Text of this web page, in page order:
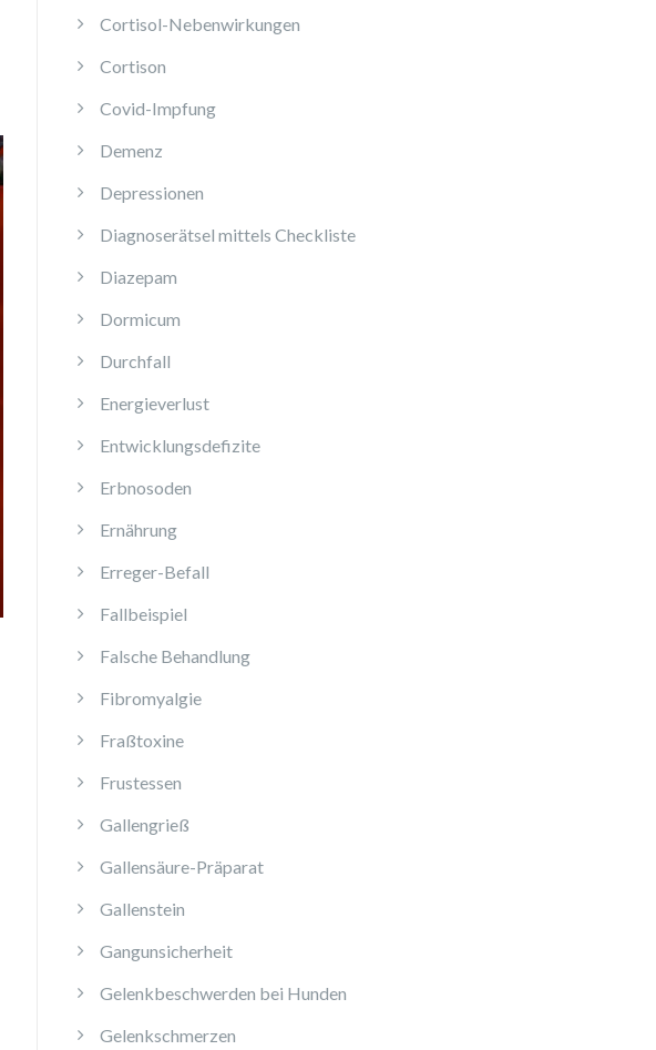
Cortisol-Nebenwirkungen
Cortison
Covid-Impfung
Demenz
Depressionen
Diagnoserätsel mittels Checkliste
Diazepam
Dormicum
Durchfall
Energieverlust
Entwicklungsdefizite
Erbnosoden
Ernährung
Erreger-Befall
Fallbeispiel
Falsche Behandlung
Fibromyalgie
Fraßtoxine
Frustessen
Gallengrieß
Gallensäure-Präparat
Gallenstein
Gangunsicherheit
Gelenkbeschwerden bei Hunden
Gelenkschmerzen